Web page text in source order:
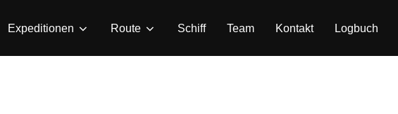
Expeditionen Route Schiff Team Kontakt Logbuch